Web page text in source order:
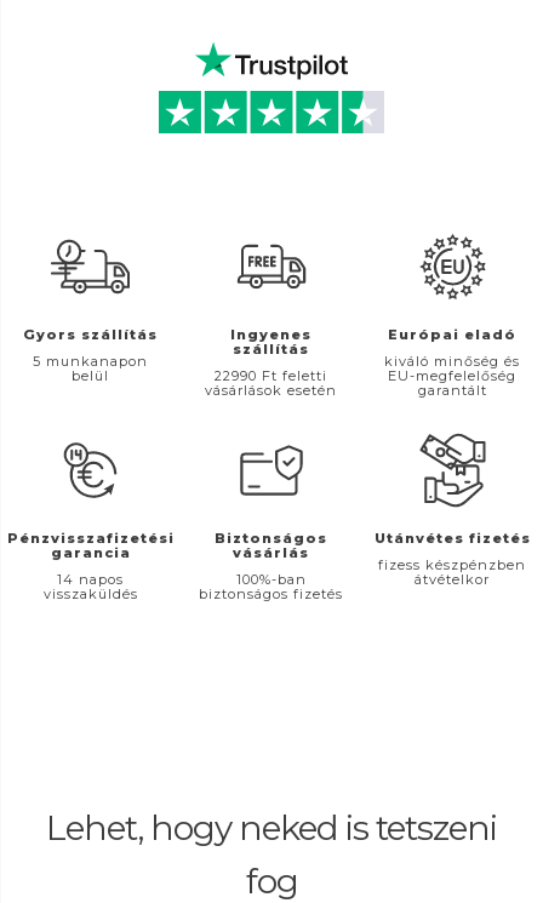
Gyors szállítás
5 munkanapon
belül
Ingyenes
szállítás
22990 Ft feletti
vásárlások esetén
Európai eladó
kiváló minőség és
EU-megfelelőség
garantált
Pénzvisszafizetési
garancia
14 napos
visszaküldés
Biztonságos
vásárlás
100%-ban
biztonságos fizetés
Utánvétes fizetés
fizess készpénzben
átvételkor
Lehet, hogy neked is tetszeni
fog